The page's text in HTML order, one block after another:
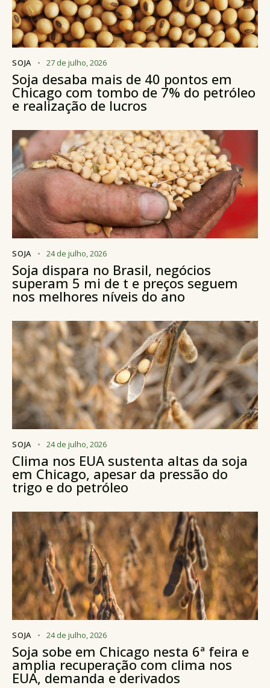
SOJA 27 de julho, 2026
Soja desaba mais de 40 pontos em
Chicago com tombo de 7% do petróleo
e realização de lucros
SOJA 24 de julho, 2026
Soja dispara no Brasil, negócios
superam 5 mi de t e preços seguem
nos melhores níveis do ano
SOJA 24 de julho, 2026
Clima nos EUA sustenta altas da soja
em Chicago, apesar da pressão do
trigo e do petróleo
SOJA 24 de julho, 2026
Soja sobe em Chicago nesta 6ª feira e
amplia recuperação com clima nos
EUA, demanda e derivados